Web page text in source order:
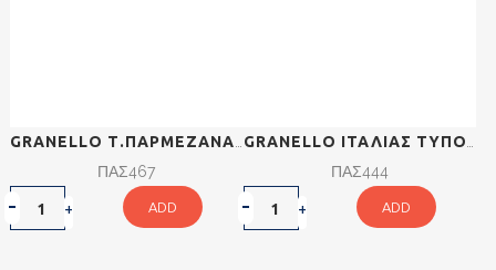
ΠΑΣ467
ADD
ΠΑΣ444
ADD